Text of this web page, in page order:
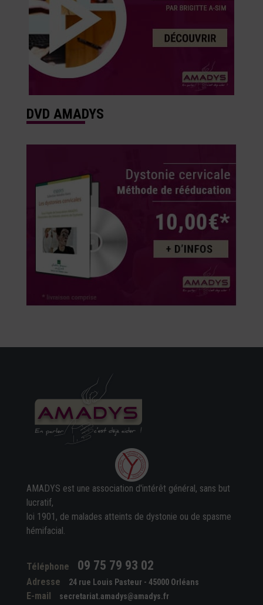
DVD AMADYS
AMADYS est une association d'intérêt général, sans but
lucratif,
loi 1901, de malades atteints de dystonie ou de spasme
hémifacial.
Téléphone 09 75 79 93 02
Adresse 24 rue Louis Pasteur - 45000 Orléans
E-mail secretariat.amadys@amadys.fr